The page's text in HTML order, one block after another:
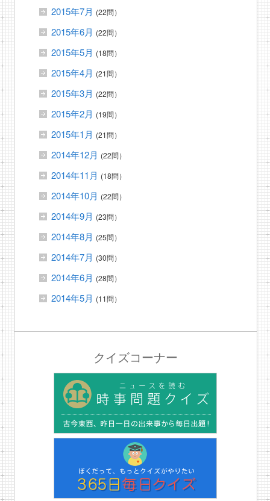
2015年7月 (22問）
2015年6月 (22問）
2015年5月 (18問）
2015年4月 (21問）
2015年3月 (22問）
2015年2月 (19問）
2015年1月 (21問）
2014年12月 (22問）
2014年11月 (18問）
2014年10月 (22問）
2014年9月 (23問）
2014年8月 (25問）
2014年7月 (30問）
2014年6月 (28問）
2014年5月 (11問）
クイズコーナー